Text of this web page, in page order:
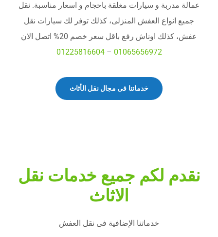
عمالة مدربة و سيارات مغلقة باحجام و اسعار مناسبة. نقل
جميع انواع العفش المنزلى، كذلك توفر لك سيارات نقل
عفش، كذلك اوناش رفع باقل سعر خصم 20% اتصل الان
01065656972
–
01225816604
خدماتنا فى مجال نقل الأثاث
نقدم لكم جميع خدمات نقل
الاثاث
خدماتنا الإضافية فى نقل العفش